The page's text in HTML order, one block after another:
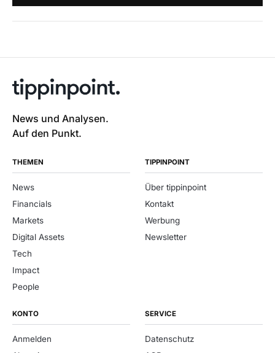
News und Analysen.
Auf den Punkt.
THEMEN
News
Financials
Markets
Digital Assets
Tech
Impact
People
TIPPINPOINT
Über tippinpoint
Kontakt
Werbung
Newsletter
KONTO
Anmelden
SERVICE
Datenschutz